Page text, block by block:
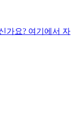
가요? 여기에서 자